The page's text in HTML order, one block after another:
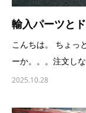
輸入パーツと
こんちは。 ちょっ
ーか。。。注文し
2025.10.28